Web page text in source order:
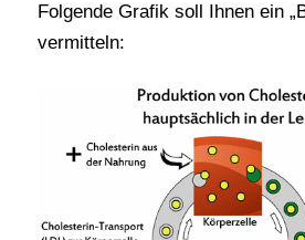
Folgende Grafik soll Ihnen ein
vermitteln: